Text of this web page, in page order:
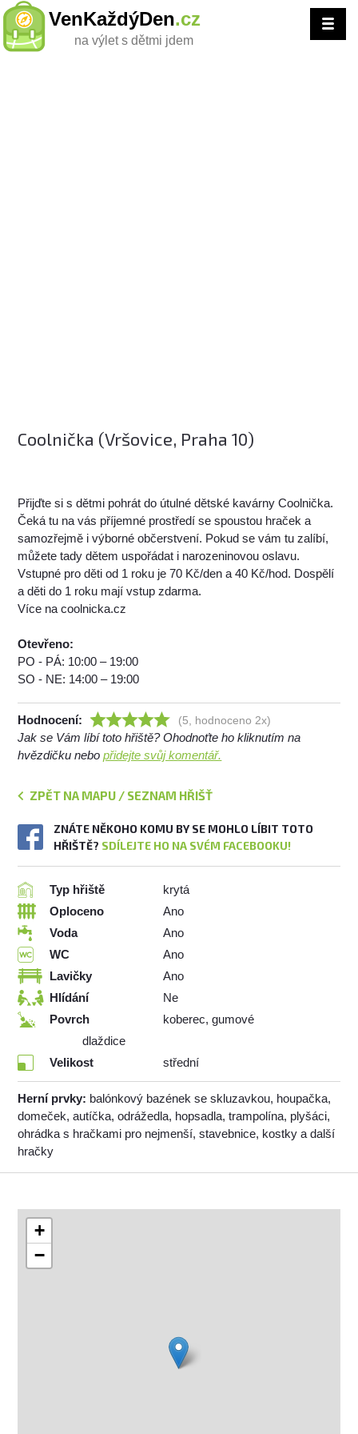
VenKaždýDen.cz
na výlet s dětmi jdem
Coolnička (Vršovice, Praha 10)
Přijďte si s dětmi pohrát do útulné dětské kavárny Coolnička.
Čeká tu na vás příjemné prostředí se spoustou hraček a
samozřejmě i výborné občerstvení. Pokud se vám tu zalíbí,
můžete tady dětem uspořádat i narozeninovou oslavu.
Vstupné pro děti od 1 roku je 70 Kč/den a 40 Kč/hod. Dospělí
a děti do 1 roku mají vstup zdarma.
Více na coolnicka.cz
Otevřeno:
PO - PÁ: 10:00 – 19:00
SO - NE: 14:00 – 19:00
Hodnocení: (5, hodnoceno 2x)
Jak se Vám líbí toto hřiště? Ohodnoťte ho kliknutím na
hvězdičku nebopřidejte svůj komentář.
ZPĚT NA MAPU / SEZNAM HŘIŠŤ
ZNÁTE NĚKOHO KOMU BY SE MOHLO LÍBIT TOTO
HŘIŠTĚ? SDÍLEJTE HO NA SVÉM FACEBOOKU!
Typ hřiště
krytá
Oploceno
Ano
Voda
Ano
WC
Ano
Lavičky
Ano
Hlídání
Ne
Povrch
koberec, gumové
dlaždice
Velikost
střední
Herní prvky: balónkový bazének se skluzavkou, houpačka,
domeček, autíčka, odrážedla, hopsadla, trampolína, plyšáci,
ohrádka s hračkami pro nejmenší, stavebnice, kostky a další
hračky
+
−